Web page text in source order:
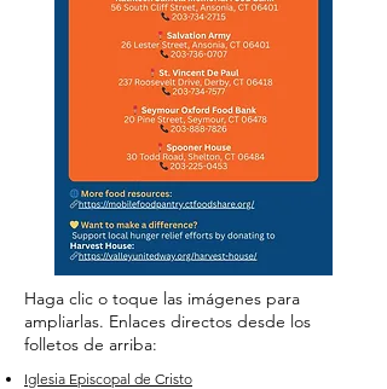
Haga clic o toque las imágenes para
ampliarlas. Enlaces directos desde los
folletos de arriba:
Iglesia Episcopal de Cristo